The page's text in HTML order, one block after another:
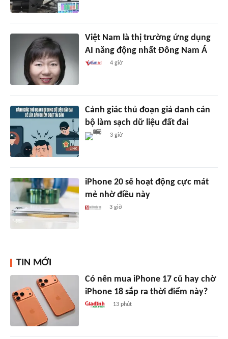
Việt Nam là thị trường ứng dụng
AI năng động nhất Đông Nam Á
4 giờ
Cảnh giác thủ đoạn giả danh cán
bộ làm sạch dữ liệu đất đai
3 giờ
iPhone 20 sẽ hoạt động cực mát
mẻ nhờ điều này
3 giờ
TIN MỚI
Có nên mua iPhone 17 cũ hay chờ
iPhone 18 sắp ra thời điểm này?
13 phút